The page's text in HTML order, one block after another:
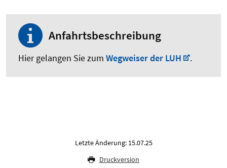
Anfahrtsbeschreibung
Hier gelangen Sie zum Wegweiser der LUH .
Letzte Änderung: 15.07.25
Druckversion